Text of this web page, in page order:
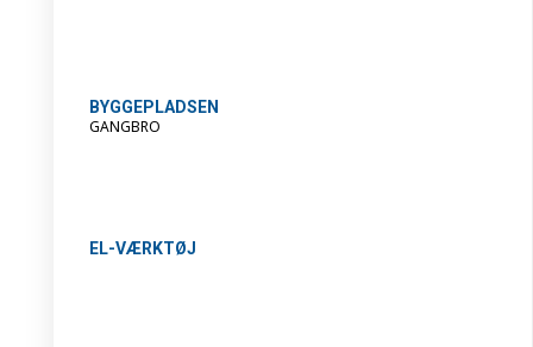
BYGGEPLADSEN
GANGBRO
EL-VÆRKTØJ